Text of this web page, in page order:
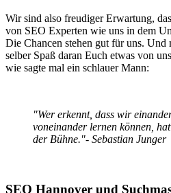
Wir sind also freudiger Erwartung,
von SEO Experten wie uns in dem
Die Chancen stehen gut für uns. Und
selber Spaß daran Euch etwas von
wie sagte mal ein schlauer Mann:
"Wer erkennt, dass wir
voneinander lernen können,
der Bühne."- Sebastian Junger
SEO Hannover und